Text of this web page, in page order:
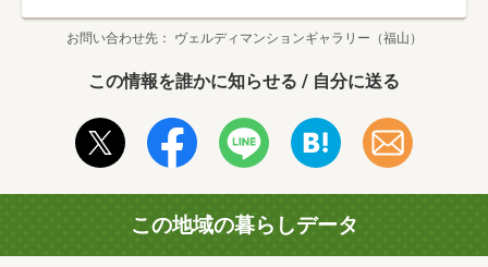
お問い合わせ先 ヴェルディマンションギャラリー（福山）
この情報を誰かに知らせる / 自分に送る
この地域の暮らしデータ